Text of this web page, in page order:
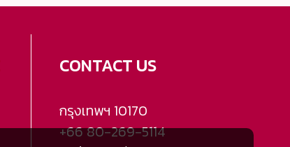
CONTACT US
กรุงเทพฯ 10170
+66 80-269-5114